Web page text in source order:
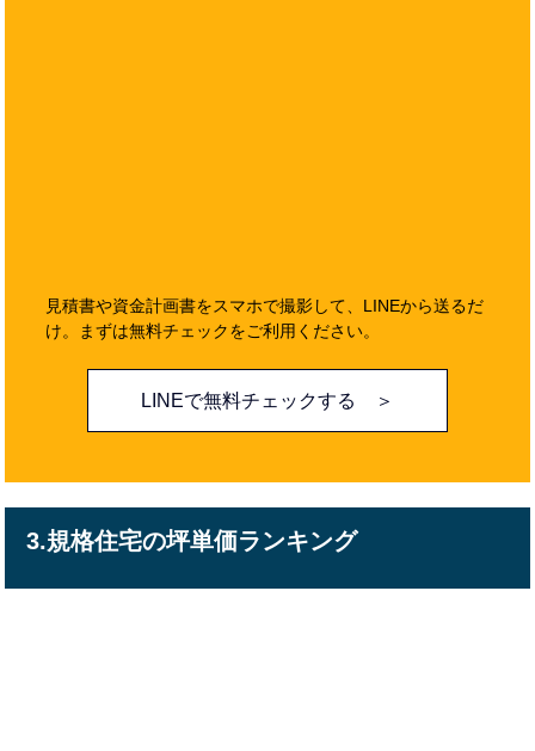
見積書や資金計画書をスマホで撮影して、LINEから送るだ
け。まずは無料チェックをご利用ください。
LINEで無料チェックする ＞
3.規格住宅の坪単価ランキング